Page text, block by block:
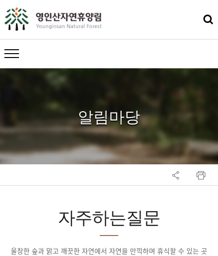
메뉴 열기
알림마당
자주하는질문
울창한 숲과 맑고 깨끗한 자연에서 자연을 만끽하며 휴식할 수 있는 곳